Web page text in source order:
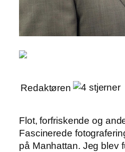
Redaktøren
Flot, forfriskende og
Fascinerede
på Manhattan. Jeg blev